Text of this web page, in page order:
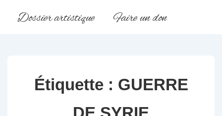
Dossier artistique
Faire un don
Étiquette : GUERRE